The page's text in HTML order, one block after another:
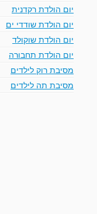
יום הולדת רקדנית
יום הולדת שודדי ים
יום הולדת שוקולד
יום הולדת תחבורה
מסיבת רוק לילדים
מסיבת תה לילדים